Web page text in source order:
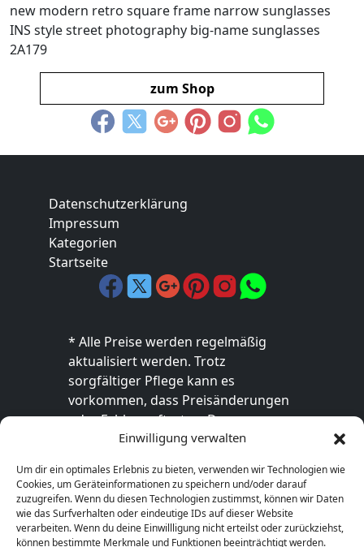
Einwilligung verwalten
Um dir ein optimales Erlebnis zu bieten, verwenden wir Technologien wie
Cookies, um Geräteinformationen zu speichern und/oder darauf
zuzugreifen. Wenn du diesen Technologien zustimmst, können wir Daten
wie das Surfverhalten oder eindeutige IDs auf dieser Website
verarbeiten. Wenn du deine Einwillligung nicht erteilst oder zurückziehst,
können bestimmte Merkmale und Funktionen beeinträchtigt werden.
new modern retro square frame narrow sunglasses
INS style street photography big-name sunglasses
2A179
zum Shop
Datenschutzerklärung
Impressum
Kategorien
Startseite
* Alle Preise werden regelmäßig
aktualisiert werden. Trotz
sorgfältiger Pflege kann es
vorkommen, dass Preisänderungen
oder Fehler auftreten. Der
endgültige Preis sowie die
ausschließlich im jeweiligen Online-
Shop des Anbieters verbindlich. Bitte
überprüfe den Preis vor dem Kauf
direkt beim Händler.